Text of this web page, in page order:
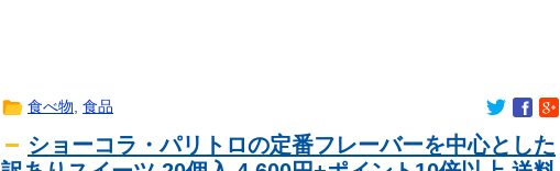
食べ物, 食品
ショーコラ・パリトロの定番フレーバーを中心とした